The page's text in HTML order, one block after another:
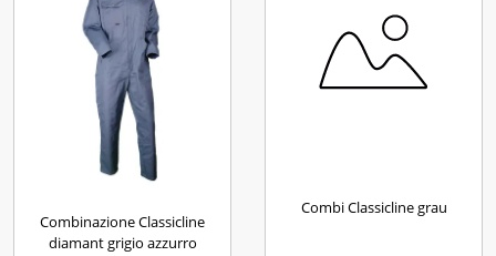
Combinazione Classicline
diamant grigio azzurro
Combi Classicline grau